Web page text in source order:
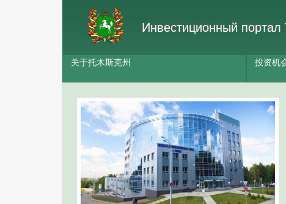
Инвестиционный портал
关于托木斯克州 投资机